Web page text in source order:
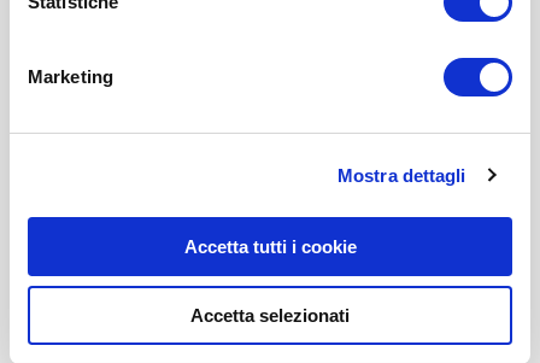
Marketing
Mostra dettagli
Accetta tutti i cookie
Accetta selezionati
protocolli per l'assessment
Prodotto disponibile
ACCEDI E ACQUISTA